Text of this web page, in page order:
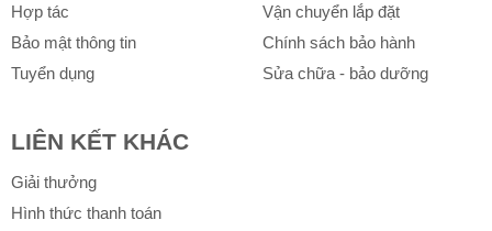
Hợp tác
Bảo mật thông tin
Tuyển dụng
Vận chuyển lắp đặt
Chính sách bảo hành
Sửa chữa - bảo dưỡng
LIÊN KẾT KHÁC
Giải thưởng
Hình thức thanh toán